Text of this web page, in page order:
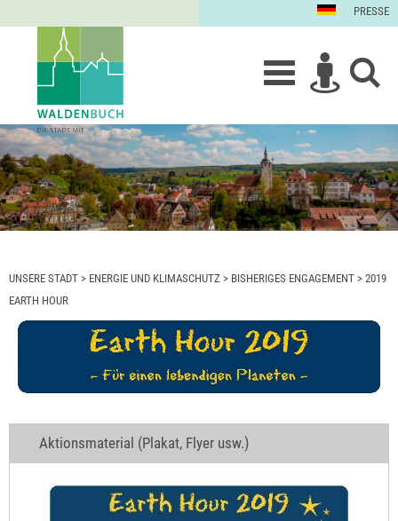
PRESSE
UNSERE STADT > ENERGIE UND KLIMASCHUTZ > BISHERIGES ENGAGEMENT > 2019
EARTH HOUR
Aktionsmaterial (Plakat, Flyer usw.)